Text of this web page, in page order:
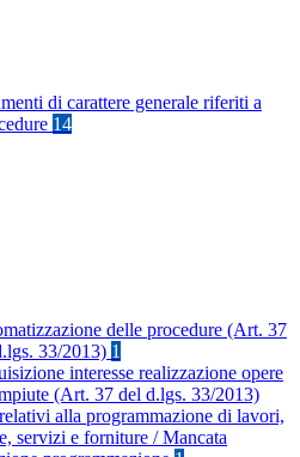
di carattere generale riferiti a
14
delle procedure (Art. 37
33/2013) 1
interesse realizzazione opere
(Art. 37 del d.lgs. 33/2013)
alla programmazione di lavori,
servizi e forniture / Mancata